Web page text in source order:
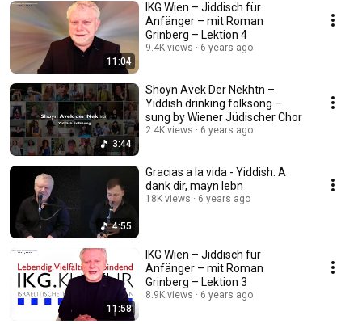
11:04
IKG Wien – Jiddisch für
Anfänger – mit Roman
Grinberg – Lektion 4
9.4K views 6 years ago
3:44
Shoyn Avek Der Nekhtn –
Yiddish drinking folksong –
sung by Wiener Jüdischer Chor
2.4K views 6 years ago
4:55
Gracias a la vida - Yiddish: A
dank dir, mayn lebn
18K views 6 years ago
11:58
IKG Wien – Jiddisch für
Anfänger – mit Roman
Grinberg – Lektion 3
8.9K views 6 years ago